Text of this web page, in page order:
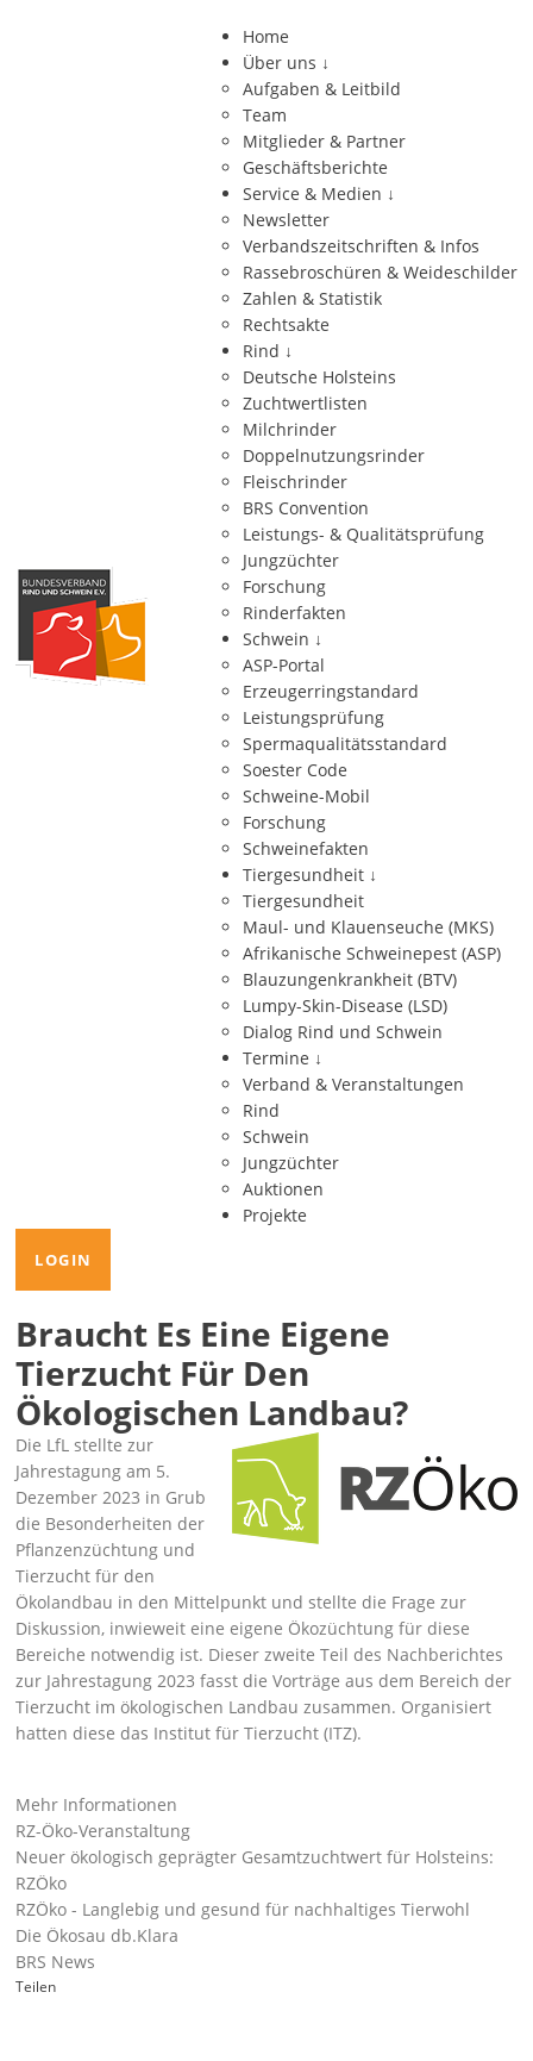
Home
Über uns ↓
Aufgaben & Leitbild
Team
Mitglieder & Partner
Geschäftsberichte
Service & Medien ↓
Newsletter
Verbandszeitschriften & Infos
Rassebroschüren & Weideschilder
Zahlen & Statistik
Rechtsakte
Rind ↓
Deutsche Holsteins
Zuchtwertlisten
Milchrinder
Doppelnutzungsrinder
Fleischrinder
BRS Convention
Leistungs- & Qualitätsprüfung
Jungzüchter
Forschung
Rinderfakten
Schwein ↓
ASP-Portal
Erzeugerringstandard
Leistungsprüfung
Spermaqualitätsstandard
Soester Code
Schweine-Mobil
Forschung
Schweinefakten
Tiergesundheit ↓
Tiergesundheit
Maul- und Klauenseuche (MKS)
Afrikanische Schweinepest (ASP)
Blauzungenkrankheit (BTV)
Lumpy-Skin-Disease (LSD)
Dialog Rind und Schwein
Termine ↓
Verband & Veranstaltungen
Rind
Schwein
Jungzüchter
Auktionen
Projekte
LOGIN
Braucht Es Eine Eigene
Tierzucht Für Den
Ökologischen Landbau?
Die LfL stellte zur
Jahrestagung am 5.
Dezember 2023 in Grub
die Besonderheiten der
Pflanzenzüchtung und
Tierzucht für den
Ökolandbau in den Mittelpunkt und stellte die Frage zur
Diskussion, inwieweit eine eigene Ökozüchtung für diese
Bereiche notwendig ist. Dieser zweite Teil des Nachberichtes
zur Jahrestagung 2023 fasst die Vorträge aus dem Bereich der
Tierzucht im ökologischen Landbau zusammen. Organisiert
hatten diese das Institut für Tierzucht (ITZ).
Mehr Informationen
RZ-Öko-Veranstaltung
Neuer ökologisch geprägter Gesamtzuchtwert für Holsteins:
RZÖko
RZÖko - Langlebig und gesund für nachhaltiges Tierwohl
Die Ökosau db.Klara
BRS News
Teilen